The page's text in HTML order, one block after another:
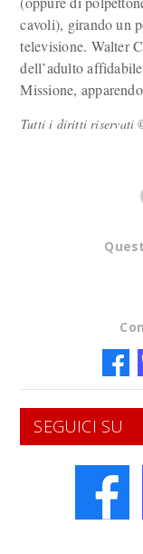
cavoli), girando un
televisione. Walter
dell’adulto
Missione,
Tutti i diritti riservati
SEGUICI SU